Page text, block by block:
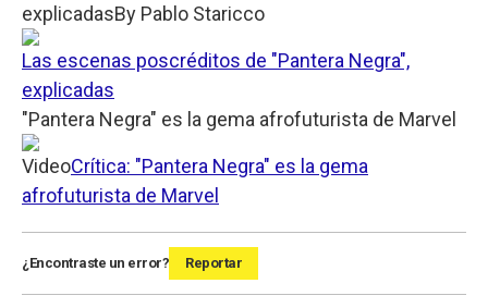
explicadasBy Pablo Staricco
Las escenas poscréditos de "Pantera Negra",
explicadas
"Pantera Negra" es la gema afrofuturista de Marvel
VideoCrítica: "Pantera Negra" es la gema
afrofuturista de Marvel
¿Encontraste un error? Reportar